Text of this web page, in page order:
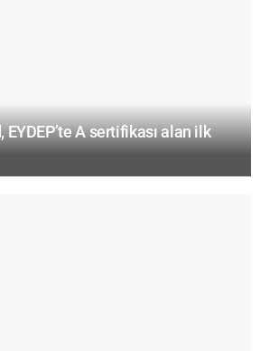
A sertifikası alan ilk